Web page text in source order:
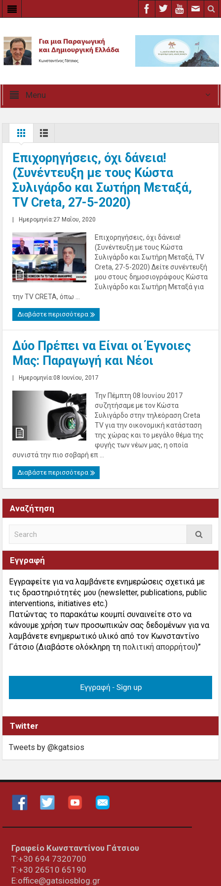
Menu
Επιχορηγήσεις, όχι δάνεια!
(Συνέντευξη με τους Κώστα
Συλιγάρδο και Σωτήρη Μεταξά,
TV Creta, 27-5-2020)
Ημερομηνία:27 Μαΐου, 2020
Επιχορηγήσεις, όχι δάνεια!
(Συνέντευξη με τους Κώστα
Συλιγάρδο και Σωτήρη Μεταξά, TV
Creta, 27-5-2020) Δείτε συνέντευξή
μου στους δημοσιογράφους Κώστα
Συλιγάρδο και Σωτήρη Μεταξά για
την TV CRETA, όπω ...
Διαβάστε περισσότερα
Δύο Πρέπει να Είναι οι Έγνοιες
Μας: Παραγωγή και Νέοι
Ημερομηνία:08 Ιουνίου, 2017
Την Πέμπτη 08 Ιουνίου 2017
συζητήσαμε με τον Κώστα
Συλιγάρδο στην τηλεόραση Creta
TV για την οικονομική κατάσταση
της χώρας και το μεγάλο θέμα της
φυγής των νέων μας, η οποία
συνιστά την πιο σοβαρή επ ...
Διαβάστε περισσότερα
Αναζήτηση
Εγγραφή
Εγγραφείτε για να λαμβάνετε ενημερώσεις σχετικά με
τις δραστηριότητές μου (newsletter, publications, public
interventions, initiatives etc.)
Πατώντας το παρακάτω κουμπί συναινείτε στο να
κάνουμε χρήση των προσωπικών σας δεδομένων για να
λαμβάνετε ενημερωτικό υλικό από τον Κωνσταντίνο
Γάτσιο (Διαβάστε ολόκληρη τηπολιτική απορρήτου)”
Twitter
Tweets by @kgatsios
Γραφείο Κωνσταντίνου Γάτσιου
Τ:+30 694 7320700
T:+30 26510 65190
E:office@gatsiosblog.gr